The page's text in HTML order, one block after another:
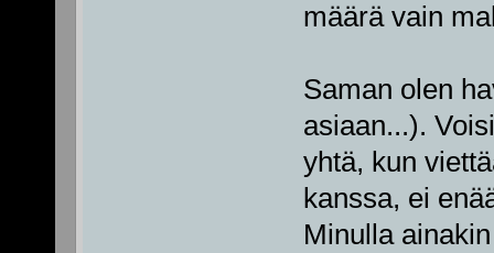
määrä vain
Saman olen
asiaan...).
yhtä, kun
kanssa, ei
Minulla